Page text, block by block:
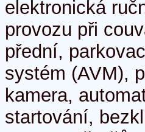
elektronická
provozu při
přední,
systém (AVM),
kamera,
startování,